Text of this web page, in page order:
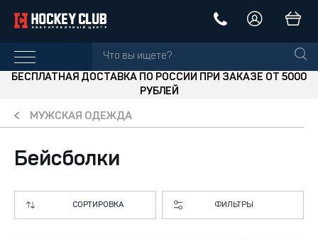
БЕСПЛАТНАЯ ДОСТАВКА ПО РОССИИ ПРИ ЗАКАЗЕ ОТ 5000
РУБЛЕЙ
МУЖСКАЯ ОДЕЖДА
Бейсболки
СОРТИРОВКА ФИЛЬТРЫ